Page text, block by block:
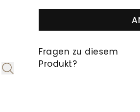
Fragen zu diesem
Produkt?